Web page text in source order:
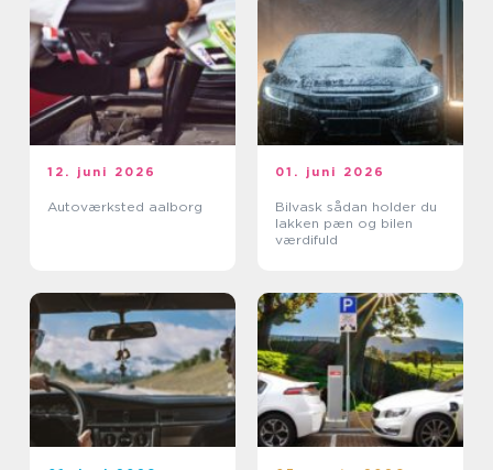
12. juni 2026
Autoværksted aalborg
01. juni 2026
Bilvask sådan holder du
lakken pæn og bilen
værdifuld